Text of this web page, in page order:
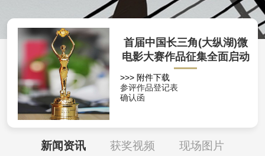
首届中国长三角(大纵湖)微
电影大赛作品征集全面启动
>>> 附件下载
参评作品登记表
确认函
新闻资讯 获奖视频 现场图片